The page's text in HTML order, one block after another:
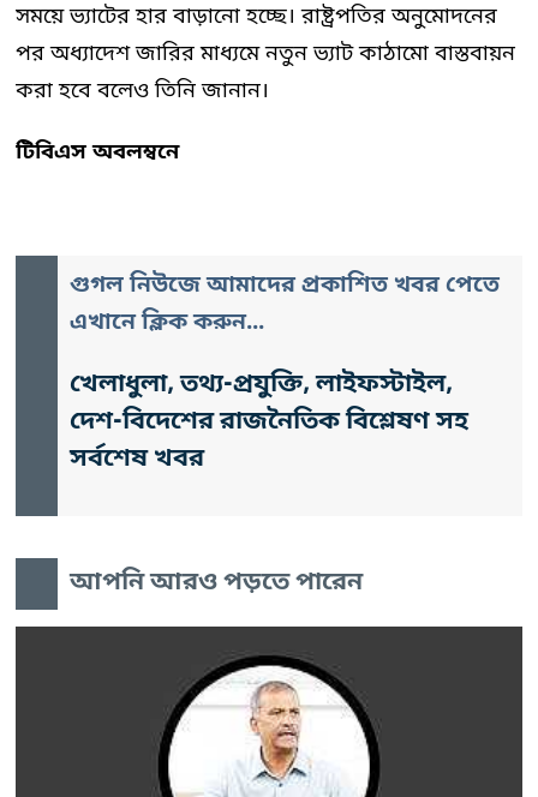
সময়ে ভ্যাটের হার বাড়ানো হচ্ছে। রাষ্ট্রপতির অনুমোদনের
পর অধ্যাদেশ জারির মাধ্যমে নতুন ভ্যাট কাঠামো বাস্তবায়ন
করা হবে বলেও তিনি জানান।
টিবিএস অবলম্বনে
গুগল নিউজে আমাদের প্রকাশিত খবর পেতে
এখানে ক্লিক করুন...
খেলাধুলা, তথ্য-প্রযুক্তি, লাইফস্টাইল,
দেশ-বিদেশের রাজনৈতিক বিশ্লেষণ সহ
সর্বশেষ খবর
আপনি আরও পড়তে পারেন